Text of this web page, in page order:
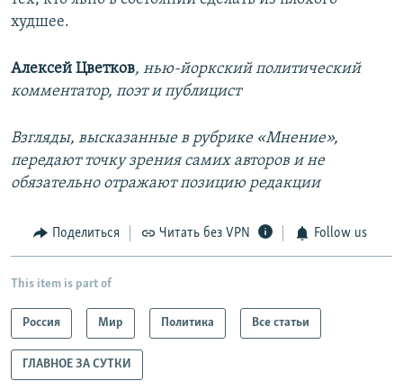
худшее.
Алексей Цветков, нью-йоркский политический
комментатор, поэт и публицист
Взгляды, высказанные в рубрике «Мнение»,
передают точку зрения самих авторов и не
обязательно отражают позицию редакции
Поделиться Читать без VPN Follow us
This item is part of
Россия Мир Политика Все статьи
ГЛАВНОЕ ЗА СУТКИ